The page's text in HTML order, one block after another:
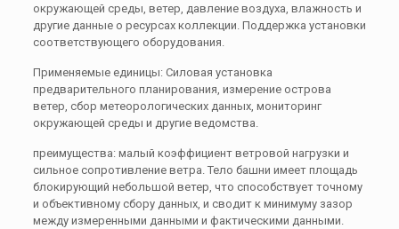
окружающей среды, ветер, давление воздуха, влажность и
другие данные о ресурсах коллекции. Поддержка установки
соответствующего оборудования.
Применяемые единицы: Силовая установка
предварительного планирования, измерение острова
ветер, сбор метеорологических данных, мониторинг
окружающей среды и другие ведомства.
преимущества: малый коэффициент ветровой нагрузки и
сильное сопротивление ветра. Тело башни имеет площадь
блокирующий небольшой ветер, что способствует точному
и объективному сбору данных, и сводит к минимуму зазор
между измеренными данными и фактическими данными.